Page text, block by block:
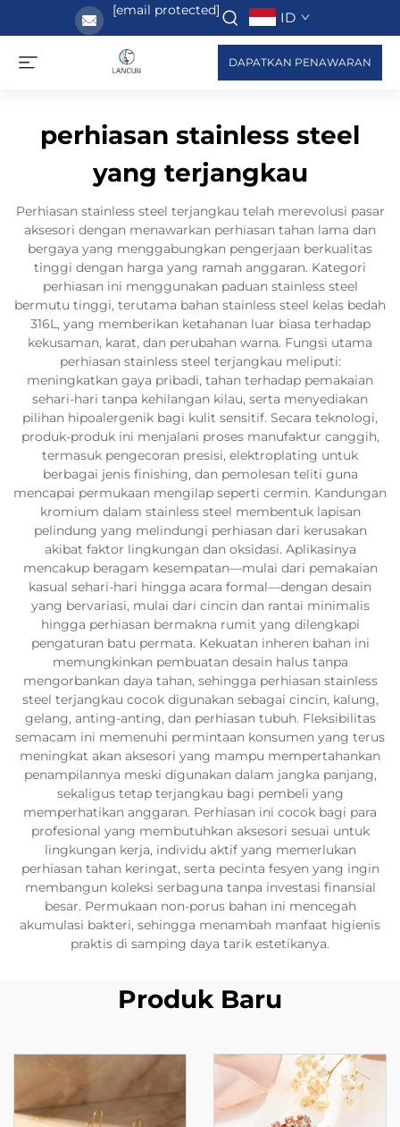
[email protected] ID
DAPATKAN PENAWARAN
perhiasan stainless steel
yang terjangkau
Perhiasan stainless steel terjangkau telah merevolusi pasar
aksesori dengan menawarkan perhiasan tahan lama dan
bergaya yang menggabungkan pengerjaan berkualitas
tinggi dengan harga yang ramah anggaran. Kategori
perhiasan ini menggunakan paduan stainless steel
bermutu tinggi, terutama bahan stainless steel kelas bedah
316L, yang memberikan ketahanan luar biasa terhadap
kekusaman, karat, dan perubahan warna. Fungsi utama
perhiasan stainless steel terjangkau meliputi:
meningkatkan gaya pribadi, tahan terhadap pemakaian
sehari-hari tanpa kehilangan kilau, serta menyediakan
pilihan hipoalergenik bagi kulit sensitif. Secara teknologi,
produk-produk ini menjalani proses manufaktur canggih,
termasuk pengecoran presisi, elektroplating untuk
berbagai jenis finishing, dan pemolesan teliti guna
mencapai permukaan mengilap seperti cermin. Kandungan
kromium dalam stainless steel membentuk lapisan
pelindung yang melindungi perhiasan dari kerusakan
akibat faktor lingkungan dan oksidasi. Aplikasinya
mencakup beragam kesempatan—mulai dari pemakaian
kasual sehari-hari hingga acara formal—dengan desain
yang bervariasi, mulai dari cincin dan rantai minimalis
hingga perhiasan bermakna rumit yang dilengkapi
pengaturan batu permata. Kekuatan inheren bahan ini
memungkinkan pembuatan desain halus tanpa
mengorbankan daya tahan, sehingga perhiasan stainless
steel terjangkau cocok digunakan sebagai cincin, kalung,
gelang, anting-anting, dan perhiasan tubuh. Fleksibilitas
semacam ini memenuhi permintaan konsumen yang terus
meningkat akan aksesori yang mampu mempertahankan
penampilannya meski digunakan dalam jangka panjang,
sekaligus tetap terjangkau bagi pembeli yang
memperhatikan anggaran. Perhiasan ini cocok bagi para
profesional yang membutuhkan aksesori sesuai untuk
lingkungan kerja, individu aktif yang memerlukan
perhiasan tahan keringat, serta pecinta fesyen yang ingin
membangun koleksi serbaguna tanpa investasi finansial
besar. Permukaan non-porus bahan ini mencegah
akumulasi bakteri, sehingga menambah manfaat higienis
praktis di samping daya tarik estetikanya.
Produk Baru